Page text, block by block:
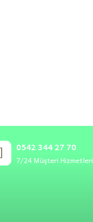
0542 344 27 70
7/24 Müşteri Hizmetleri